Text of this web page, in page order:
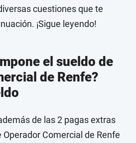
cuestiones que te
¡Sigue leyendo!
el sueldo de
de Renfe?
de las 2 pagas extras
Operador Comercial de Renfe